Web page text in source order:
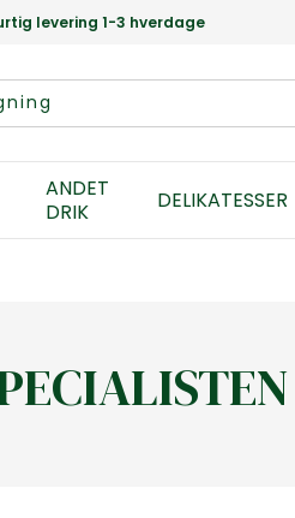
levering 1-3 hverdage
ANDET
DRIK
DELIKATESSER